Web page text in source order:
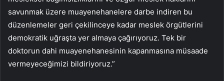
savunmak üzere muayenehanelere darbe indiren bu
düzenlemeler geri çekilinceye kadar meslek örgütlerini
demokratik uğraşta yer almaya çağırıyoruz. Tek bir
doktorun dahi muayenehanesinin kapanmasına müsaade
vermeyeceğimizi bildiriyoruz.”